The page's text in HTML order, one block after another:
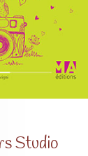
Studio